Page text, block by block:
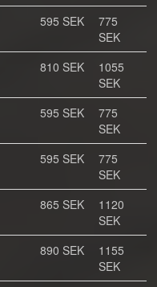
595 SEK
775
SEK
810 SEK
1055
SEK
595 SEK
775
SEK
595 SEK
775
SEK
865 SEK
1120
SEK
890 SEK
1155
SEK